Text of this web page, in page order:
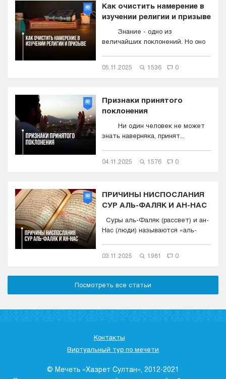
Как очистить намерение в
изучении религии и призыве
Знание - одно из
величайших поклонений. Но оно
05.11.2025 1536 0
Признаки принятого
поклонения
Ни один человек не может
знать наверняка, принят...
04.11.2025 1576 0
ПРИЧИНЫ НИСПОСЛАНИЯ
СУР АЛЬ-ФАЛЯК И АН-НАС
Суры аль-Фаляк (рассвет) и ан-
Нас (люди) называются «аль-
03.11.2025 1981 0
Посмотреть все статьи
Контакты
Виртуальный тур по мечети
© Мечеть «Хазрет Султан», 2012-2021